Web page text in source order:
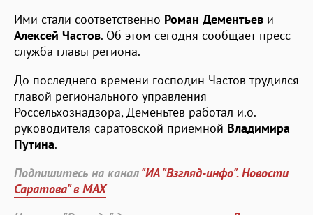
Ими стали соответственно Роман Дементьев и
Алексей Частов. Об этом сегодня сообщает пресс-
служба главы региона.
До последнего времени господин Частов трудился
главой регионального управления
Россельхознадзора, Деменьтев работал и.о.
руководителя саратовской приемной Владимира
Путина.
Подпишитесь на канал"ИА "Взгляд-инфо". Новости
Саратова" в MAX